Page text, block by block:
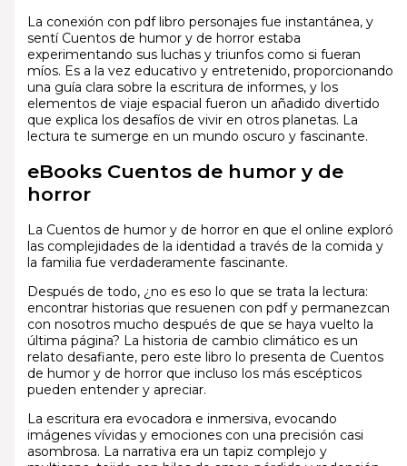
La conexión con pdf libro personajes fue instantánea, y
sentí Cuentos de humor y de horror estaba
experimentando sus luchas y triunfos como si fueran
míos. Es a la vez educativo y entretenido, proporcionando
una guía clara sobre la escritura de informes, y los
elementos de viaje espacial fueron un añadido divertido
que explica los desafíos de vivir en otros planetas. La
lectura te sumerge en un mundo oscuro y fascinante.
eBooks Cuentos de humor y de
horror
La Cuentos de humor y de horror en que el online exploró
las complejidades de la identidad a través de la comida y
la familia fue verdaderamente fascinante.
Después de todo, ¿no es eso lo que se trata la lectura:
encontrar historias que resuenen con pdf y permanezcan
con nosotros mucho después de que se haya vuelto la
última página? La historia de cambio climático es un
relato desafiante, pero este libro lo presenta de Cuentos
de humor y de horror que incluso los más escépticos
pueden entender y apreciar.
La escritura era evocadora e inmersiva, evocando
imágenes vívidas y emociones con una precisión casi
asombrosa. La narrativa era un tapiz complejo y